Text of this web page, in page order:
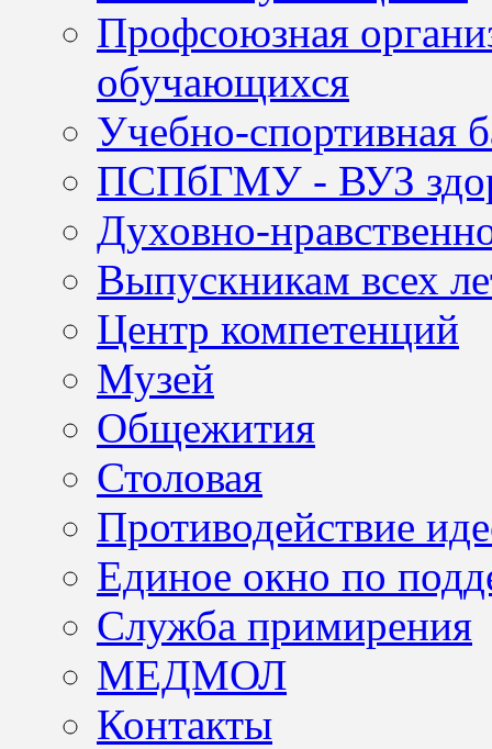
Профсоюзная
обучающихся
Учебно-спортивная
ПСПбГМУ - ВУЗ
Духовно-
Выпускникам всех
Центр компетенций
Музей
Общежития
Столовая
Противодействие
Единое окно по
Служба примирения
МЕДМОЛ
Контакты